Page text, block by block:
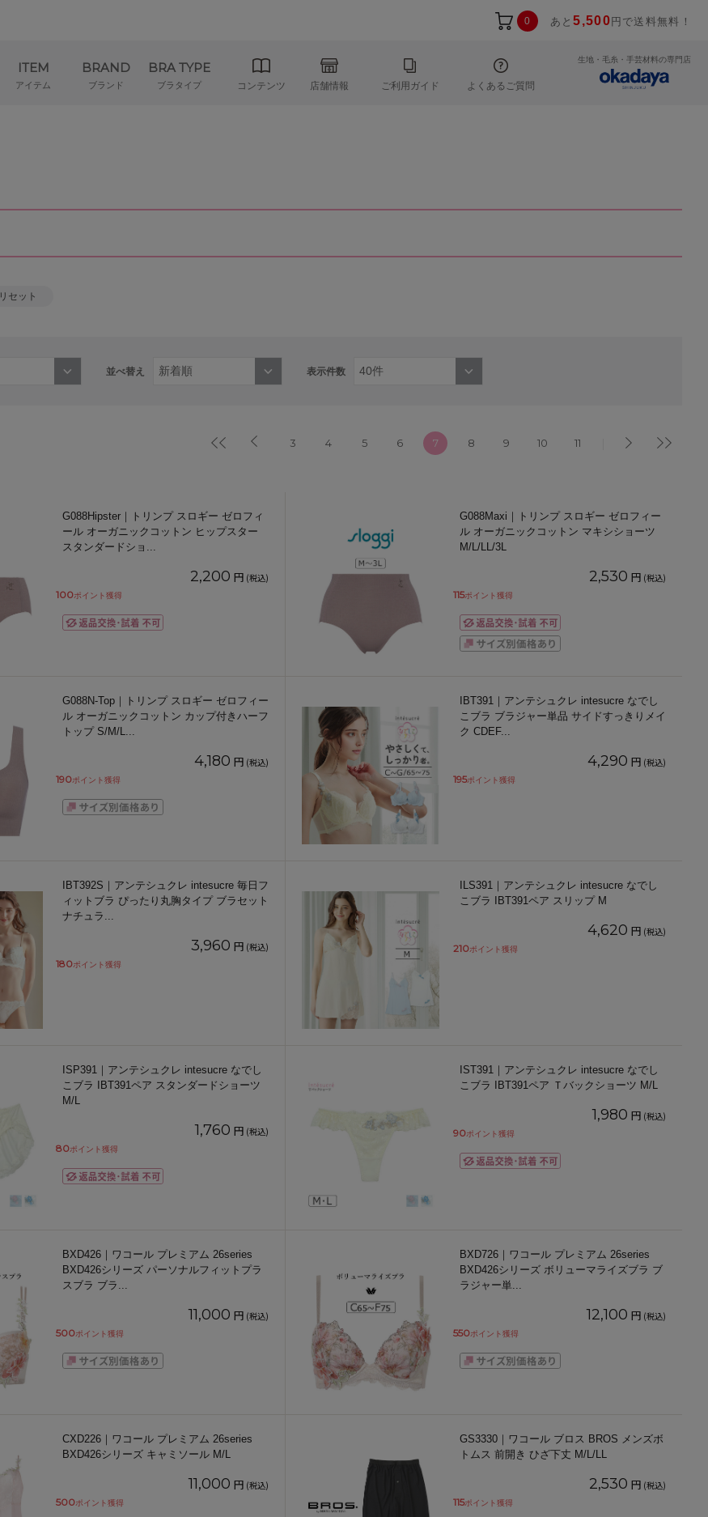
0 あと5,500 円で送料無料！
ITEM
アイテム
BRAND
ブランド
BRA TYPE
ブラタイプ コンテンツ 店舗情報 ご利用ガイド よくあるご質問
生地・毛糸・手芸材料の専門店
リセット
並べ替え 表示件数
3 4 5 6 7 8 9 10 11
G088Hipster｜トリンプ スロギー ゼロフィ
ール オーガニックコットン ヒップスター
スタンダードショ ...
2,200 円 (税込)
100ポイント獲得
G088Maxi｜トリンプ スロギー ゼロフィー
ル オーガニックコットン マキシショーツ
M/L/LL/3L
2,530 円 (税込)
115ポイント獲得
G088N-Top｜トリンプ スロギー ゼロフィー
ル オーガニックコットン カップ付きハーフ
トップ S/M/L...
4,180 円 (税込)
190ポイント獲得
IBT391｜アンテシュクレ intesucre なでし
こブラ ブラジャー単品 サイドすっきりメイ
ク CDEF...
4,290 円 (税込)
195ポイント獲得
IBT392S｜アンテシュクレ intesucre 毎日フ
ィットブラ ぴったり丸胸タイプ ブラセット
ナチュラ ...
3,960 円 (税込)
180ポイント獲得
ILS391｜アンテシュクレ intesucre なでし
こブラ IBT391ペア スリップ M
4,620 円 (税込)
210ポイント獲得
ISP391｜アンテシュクレ intesucre なでし
こブラ IBT391ペア スタンダードショーツ
M/L
1,760 円 (税込)
80ポイント獲得
IST391｜アンテシュクレ intesucre なでし
こブラ IBT391ペア Ｔバックショーツ M/L
1,980 円 (税込)
90ポイント獲得
BXD426｜ワコール プレミアム 26series
BXD426シリーズ パーソナルフィットプラ
スブラ ブラ ...
11,000 円 (税込)
500ポイント獲得
BXD726｜ワコール プレミアム 26series
BXD426シリーズ ボリューマライズブラ ブ
ラジャー単...
12,100 円 (税込)
550ポイント獲得
CXD226｜ワコール プレミアム 26series
BXD426シリーズ キャミソール M/L
11,000 円 (税込)
500ポイント獲得
GS3330｜ワコール ブロス BROS メンズボ
トムス 前開き ひざ下丈 M/L/LL
2,530 円 (税込)
115ポイント獲得